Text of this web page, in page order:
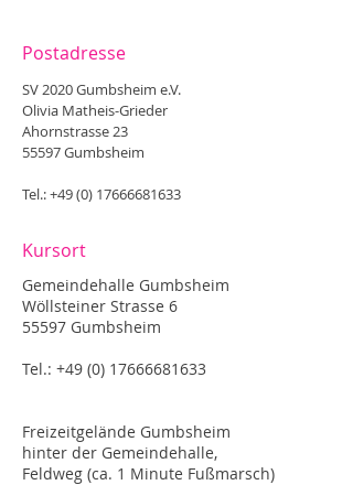
Postadresse
SV 2020 Gumbsheim e.V.
Olivia Matheis-Grieder
Ahornstrasse 23
55597 Gumbsheim
Tel.:+49 (0) 17666681633
Kursort
Gemeindehalle Gumbsheim
Wöllsteiner Strasse 6
55597 Gumbsheim
Tel.: +49 (0) 17666681633
Freizeitgelände Gumbsheim
hinter der Gemeindehalle,
Feldweg (ca. 1 Minute Fußmarsch)